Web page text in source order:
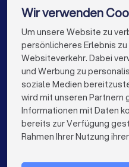
Krankheit?
Diese Unterlagen
Letzte Steuerbescheide
Übersicht über
Liste offener steuerlicher
Steuerberater in Hamburg
Steuerberater in Berlin
Steuerberater in
Die besten Steuerberater
info@trustlocal.de
FÜR PRIVATPERSONEN
Wir verwenden
Um unsere Website zu
persönlicheres Erlebnis
Websiteverkehr. Dabei
und Werbung zu
soziale Medien
wird mit unseren Partnern
Informationen mit Daten
bereits zur Verfügung
Rahmen Ihrer Nutzung